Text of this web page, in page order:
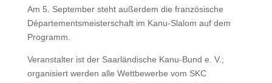
Am 5. September steht außerdem die französische
Départementsmeisterschaft im Kanu-Slalom auf dem
Programm.
Veranstalter ist der Saarländische Kanu-Bund e. V.;
organisiert werden alle Wettbewerbe vom SKC